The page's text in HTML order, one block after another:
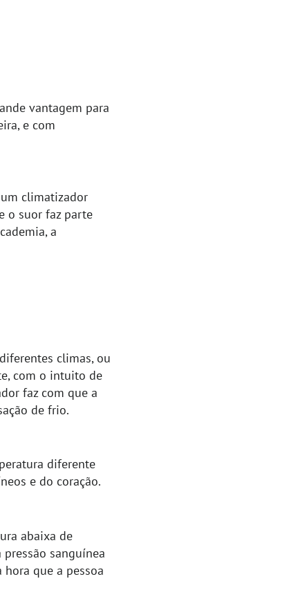
vantagem para
e com
climatizador
o suor faz parte
a
climas, ou
com o intuito de
faz com que a
de frio.
diferente
e do coração.
abaixa de
sanguínea
que a pessoa